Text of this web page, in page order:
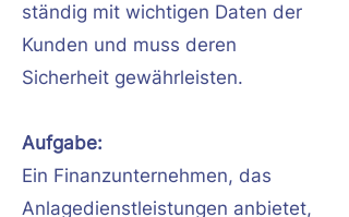
ständig mit wichtigen Daten der
Kunden und muss deren
Sicherheit gewährleisten.
Aufgabe:
Ein Finanzunternehmen, das
Anlagedienstleistungen anbietet,